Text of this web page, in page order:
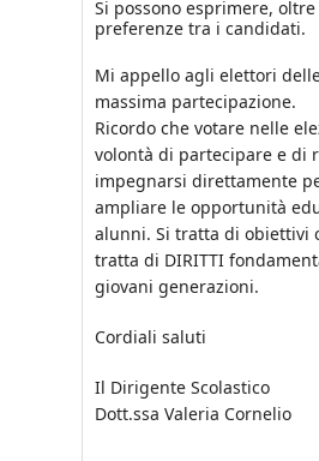
Si possono esprimere,
preferenze tra i candidati.
Mi appello agli elettori
massima partecipazione.
Ricordo che votare nelle
volontà di partecipare e di
impegnarsi direttamente
ampliare le opportunità
alunni. Si tratta di obiettivi
tratta di DIRITTI
giovani generazioni.
Cordiali saluti
Il Dirigente Scolastico
Dott.ssa Valeria Cornelio